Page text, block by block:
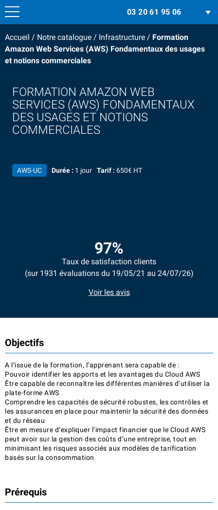
03 20 61 95 06
Accueil / Notre catalogue / Infrastructure / Formation
Amazon Web Services (AWS) Fondamentaux des usages
et notions commerciales
FORMATION AMAZON WEB
SERVICES (AWS) FONDAMENTAUX
DES USAGES ET NOTIONS
COMMERCIALES
AWS-UC Durée : 1 jour Tarif : 650€ HT
97%
Taux de satisfaction clients
(sur 1931 évaluations du 19/05/21 au 24/07/26)
Voir les avis
Objectifs
A l’issue de la formation, l’apprenant sera capable de :
Pouvoir identifier les apports et les avantages du Cloud AWS
Être capable de reconnaître les différentes manières d’utiliser la
plate-forme AWS
Comprendre les capacités de sécurité robustes, les contrôles et
les assurances en place pour maintenir la sécurité des données
et du réseau
Être en mesure d’expliquer l’impact financier que le Cloud AWS
peut avoir sur la gestion des coûts d’une entreprise, tout en
minimisant les risques associés aux modèles de tarification
basés sur la consommation
Prérequis